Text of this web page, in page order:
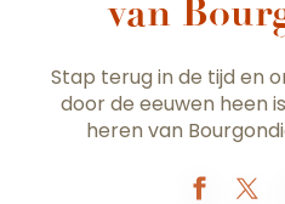
van
Stap terug in de tijd en
door de eeuwen heen
heren van